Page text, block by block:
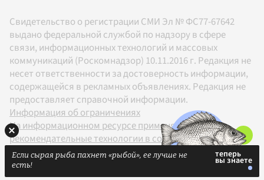
Свидетельство о регистрации СМИ Эл № ФС77-67642
выдано федеральной службой по надзору в сфере
связи, информационных технологий и массовых
коммуникаций (Роскомнадзор) 10.11.2016 г. Редакция не
несет ответственности за достоверность информации,
содержащейся в рекламных объявлениях. Редакция не
предоставляет справочной информации.
Информация об ограничениях
На информационном ресурсе применяются
рекомендательные технологии в соответствии с
Правилами
Если сырая рыба пахнет «рыбой», ее лучше не
есть!